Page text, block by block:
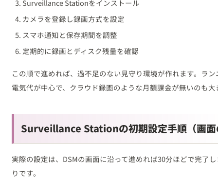
Surveillance Stationをインストール
カメラを登録し録画方式を設定
スマホ通知と保存期間を調整
定期的に録画とディスク残量を確認
この順で進めれば、過不足のない見守り環境が作れます。ラ
電気代が中心で、クラウド録画のような月額課金が無いのも
Surveillance Stationの初期設定手順（画面
実際の設定は、DSMの画面に沿って進めれば30分ほどで完了
りです。